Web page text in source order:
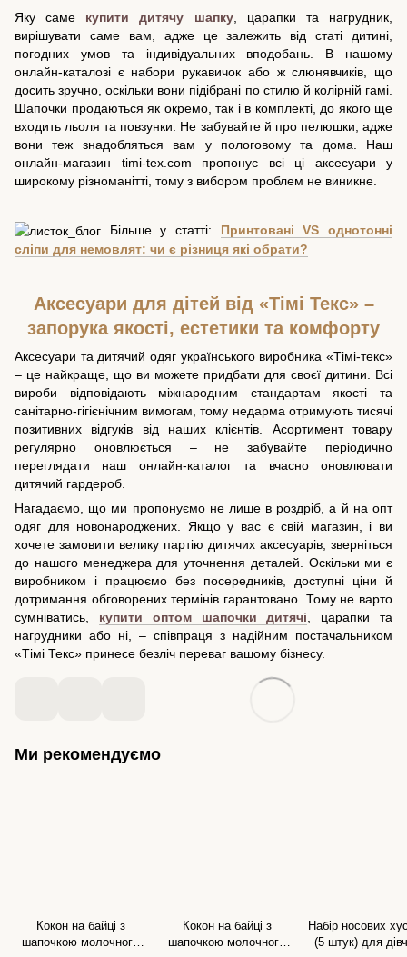
Яку саме купити дитячу шапку, царапки та нагрудник,
вирішувати саме вам, адже це залежить від статі дитині,
погодних умов та індивідуальних вподобань. В нашому
онлайн-каталозі є набори рукавичок або ж слюнявчиків, що
досить зручно, оскільки вони підібрані по стилю й колірній гамі.
Шапочки продаються як окремо, так і в комплекті, до якого ще
входить льоля та повзунки. Не забувайте й про пелюшки, адже
вони теж знадобляться вам у пологовому та дома. Наш
онлайн-магазин timi-tex.com пропонує всі ці аксесуари у
широкому різноманітті, тому з вибором проблем не виникне.
Більше у статті: Принтовані VS однотонні
сліпи для немовлят: чи є різниця які обрати?
Аксесуари для дітей від «Тімі Текс» –
запорука якості, естетики та комфорту
Аксесуари та дитячий одяг українського виробника «Тімі-текс»
– це найкраще, що ви можете придбати для своєї дитини. Всі
вироби відповідають міжнародним стандартам якості та
санітарно-гігієнічним вимогам, тому недарма отримують тисячі
позитивних відгуків від наших клієнтів. Асортимент товару
регулярно оновлюється – не забувайте періодично
переглядати наш онлайн-каталог та вчасно оновлювати
дитячий гардероб.
Нагадаємо, що ми пропонуємо не лише в роздріб, а й на опт
одяг для новонароджених. Якщо у вас є свій магазин, і ви
хочете замовити велику партію дитячих аксесуарів, зверніться
до нашого менеджера для уточнення деталей. Оскільки ми є
виробником і працюємо без посередників, доступні ціни й
дотримання обговорених термінів гарантовано. Тому не варто
сумніватись, купити оптом шапочки дитячі , царапки та
нагрудники або ні, – співпраця з надійним постачальником
«Тімі Текс» принесе безліч переваг вашому бізнесу.
Ми рекомендуємо
Кокон на байці з
шапочкою молочного
Кокон на байці з
шапочкою молочного
Набір носових
(5 штук) для